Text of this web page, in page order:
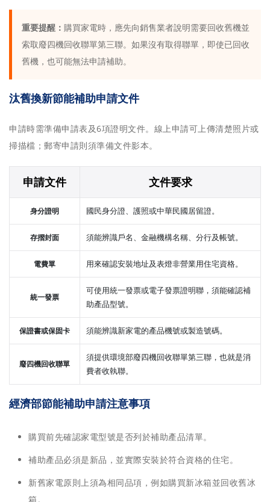
重要提醒： 購買家電時，應先向銷售業者說明需要回收舊機並
索取廢四機回收聯單第三聯。如果沒有取得聯單，即使已回收
舊機，也可能無法申請補助。
汰舊換新節能補助申請文件
申請時需準備申請表及6項證明文件。線上申請可上傳清楚照片或
掃描檔；郵寄申請則須準備文件影本。
申請文件 文件要求
身分證明 國民身分證、護照或中華民國居留證。
存摺封面 須能辨識戶名、金融機構名稱、分行及帳號。
電費單 用來確認安裝地址及表燈非營業用住宅資格。
統一發票
可使用統一發票或電子發票證明聯，須能確認補
助產品型號。
保證書或保固卡 須能辨識新家電的產品機號或製造號碼。
廢四機回收聯單
須提供環境部廢四機回收聯單第三聯，也就是消
費者收執聯。
經濟部節能補助申請注意事項
購買前先確認家電型號是否列於補助產品清單。
補助產品必須是新品，並實際安裝於符合資格的住宅。
新舊家電原則上須為相同品項，例如購買新冰箱並回收舊冰
箱。